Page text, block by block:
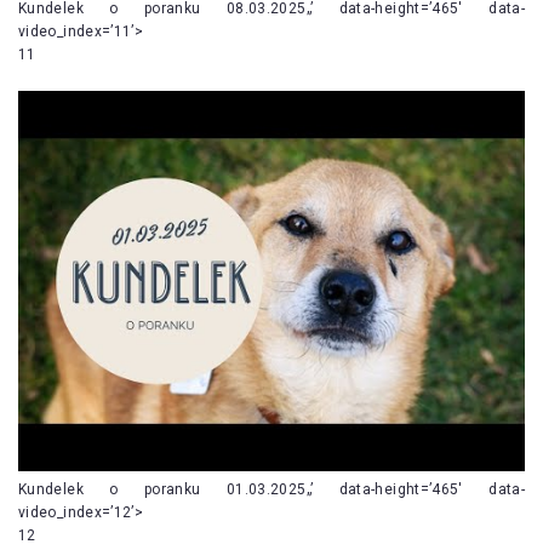
Kundelek o poranku 08.03.2025„’ data-height=’465′ data-
video_index=’11’>
11
Kundelek o poranku 01.03.2025„’ data-height=’465′ data-
video_index=’12’>
12